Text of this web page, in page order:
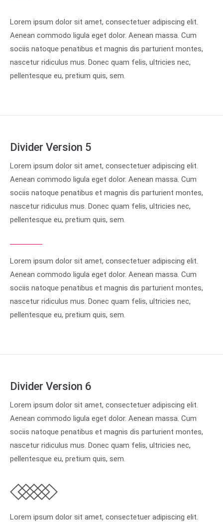
Lorem ipsum dolor sit amet, consectetuer adipiscing elit.
Aenean commodo ligula eget dolor. Aenean massa. Cum
sociis natoque penatibus et magnis dis parturient montes,
nascetur ridiculus mus. Donec quam felis, ultricies nec,
pellentesque eu, pretium quis, sem.
Divider Version 5
Lorem ipsum dolor sit amet, consectetuer adipiscing elit.
Aenean commodo ligula eget dolor. Aenean massa. Cum
sociis natoque penatibus et magnis dis parturient montes,
nascetur ridiculus mus. Donec quam felis, ultricies nec,
pellentesque eu, pretium quis, sem.
Lorem ipsum dolor sit amet, consectetuer adipiscing elit.
Aenean commodo ligula eget dolor. Aenean massa. Cum
sociis natoque penatibus et magnis dis parturient montes,
nascetur ridiculus mus. Donec quam felis, ultricies nec,
pellentesque eu, pretium quis, sem.
Divider Version 6
Lorem ipsum dolor sit amet, consectetuer adipiscing elit.
Aenean commodo ligula eget dolor. Aenean massa. Cum
sociis natoque penatibus et magnis dis parturient montes,
nascetur ridiculus mus. Donec quam felis, ultricies nec,
pellentesque eu, pretium quis, sem.
Lorem ipsum dolor sit amet, consectetuer adipiscing elit.